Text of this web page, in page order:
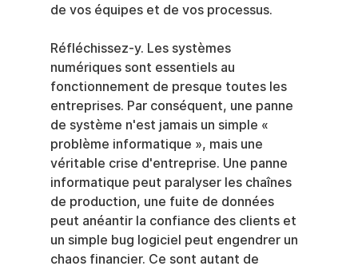
de vos équipes et de vos processus.
Réfléchissez-y. Les systèmes
numériques sont essentiels au
fonctionnement de presque toutes les
entreprises. Par conséquent, une panne
de système n'est jamais un simple «
problème informatique », mais une
véritable crise d'entreprise. Une panne
informatique peut paralyser les chaînes
de production, une fuite de données
peut anéantir la confiance des clients et
un simple bug logiciel peut engendrer un
chaos financier. Ce sont autant de